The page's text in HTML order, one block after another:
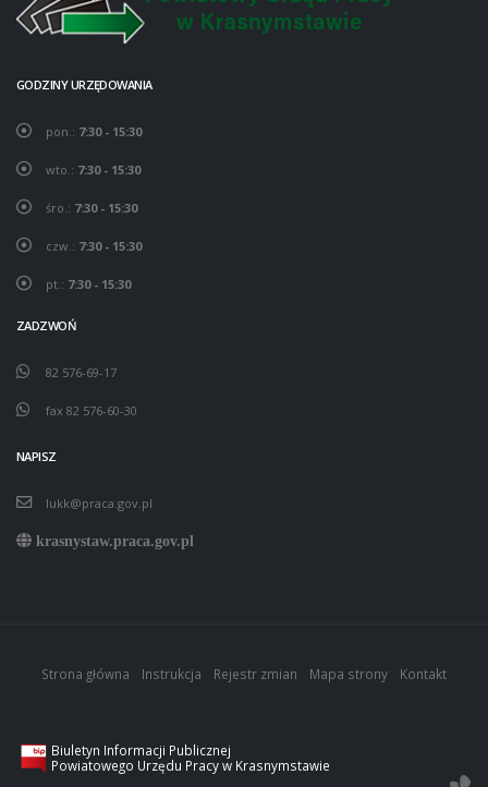
GODZINY URZĘDOWANIA
pon.: 7:30 - 15:30
wto.: 7:30 - 15:30
śro.: 7:30 - 15:30
czw.: 7:30 - 15:30
pt.: 7:30 - 15:30
ZADZWOŃ
82 576-69-17
fax 82 576-60-30
NAPISZ
lukk@praca.gov.pl
krasnystaw.praca.gov.pl
Biuletyn Informacji Publicznej
Powiatowego Urzędu Pracy w Krasnymstawie
Strona główna Instrukcja Rejestr zmian Mapa strony Kontakt